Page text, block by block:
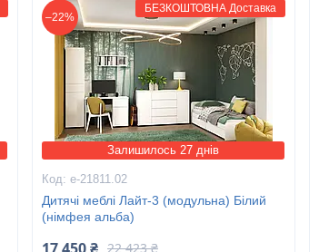
БЕЗКОШТОВНА Доставка
–22%
Залишилось 27 днів
е-21811.02
Дитячі меблі Лайт-3 (модульна) Білий
(німфея альба)
22 423 ₴